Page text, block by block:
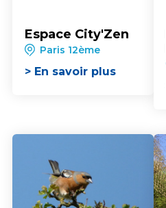
Espace City'Zen
Paris 12ème
> En savoir plus